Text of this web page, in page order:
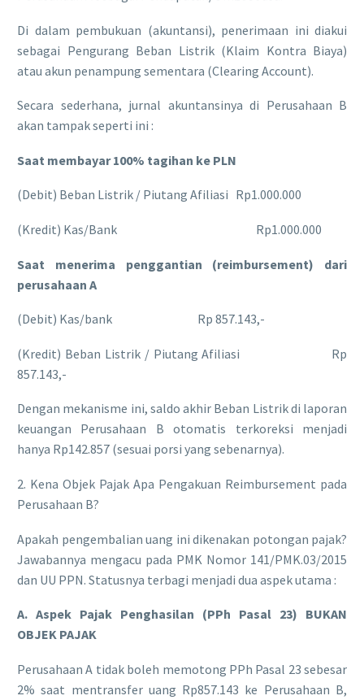
​Di dalam pembukuan (akuntansi), penerimaan ini diakui
sebagai Pengurang Beban Listrik (Klaim Kontra Biaya)
atau akun penampung sementara (Clearing Account).
​Secara sederhana, jurnal akuntansinya di Perusahaan B
akan tampak seperti ini :
Saat membayar 100% tagihan ke PLN
(Debit) Beban Listrik / Piutang Afiliasi Rp1.000.000
(Kredit) Kas/Bank Rp1.000.000
Saat menerima penggantian (reimbursement) dari
perusahaan A
(Debit) Kas/bank Rp 857.143,-
(Kredit) Beban Listrik / Piutang Afiliasi Rp
857.143,-
Dengan mekanisme ini, saldo akhir Beban Listrik di laporan
keuangan Perusahaan B otomatis terkoreksi menjadi
hanya Rp142.857 (sesuai porsi yang sebenarnya).
​2. Kena Objek Pajak Apa Pengakuan Reimbursement pada
Perusahaan B?
​Apakah pengembalian uang ini dikenakan potongan pajak?
Jawabannya mengacu pada PMK Nomor 141/PMK.03/2015
dan UU PPN. Statusnya terbagi menjadi dua aspek utama :
A. Aspek Pajak Penghasilan (PPh Pasal 23) BUKAN
OBJEK PAJAK
​Perusahaan A tidak boleh memotong PPh Pasal 23 sebesar
2% saat mentransfer uang Rp857.143 ke Perusahaan B,